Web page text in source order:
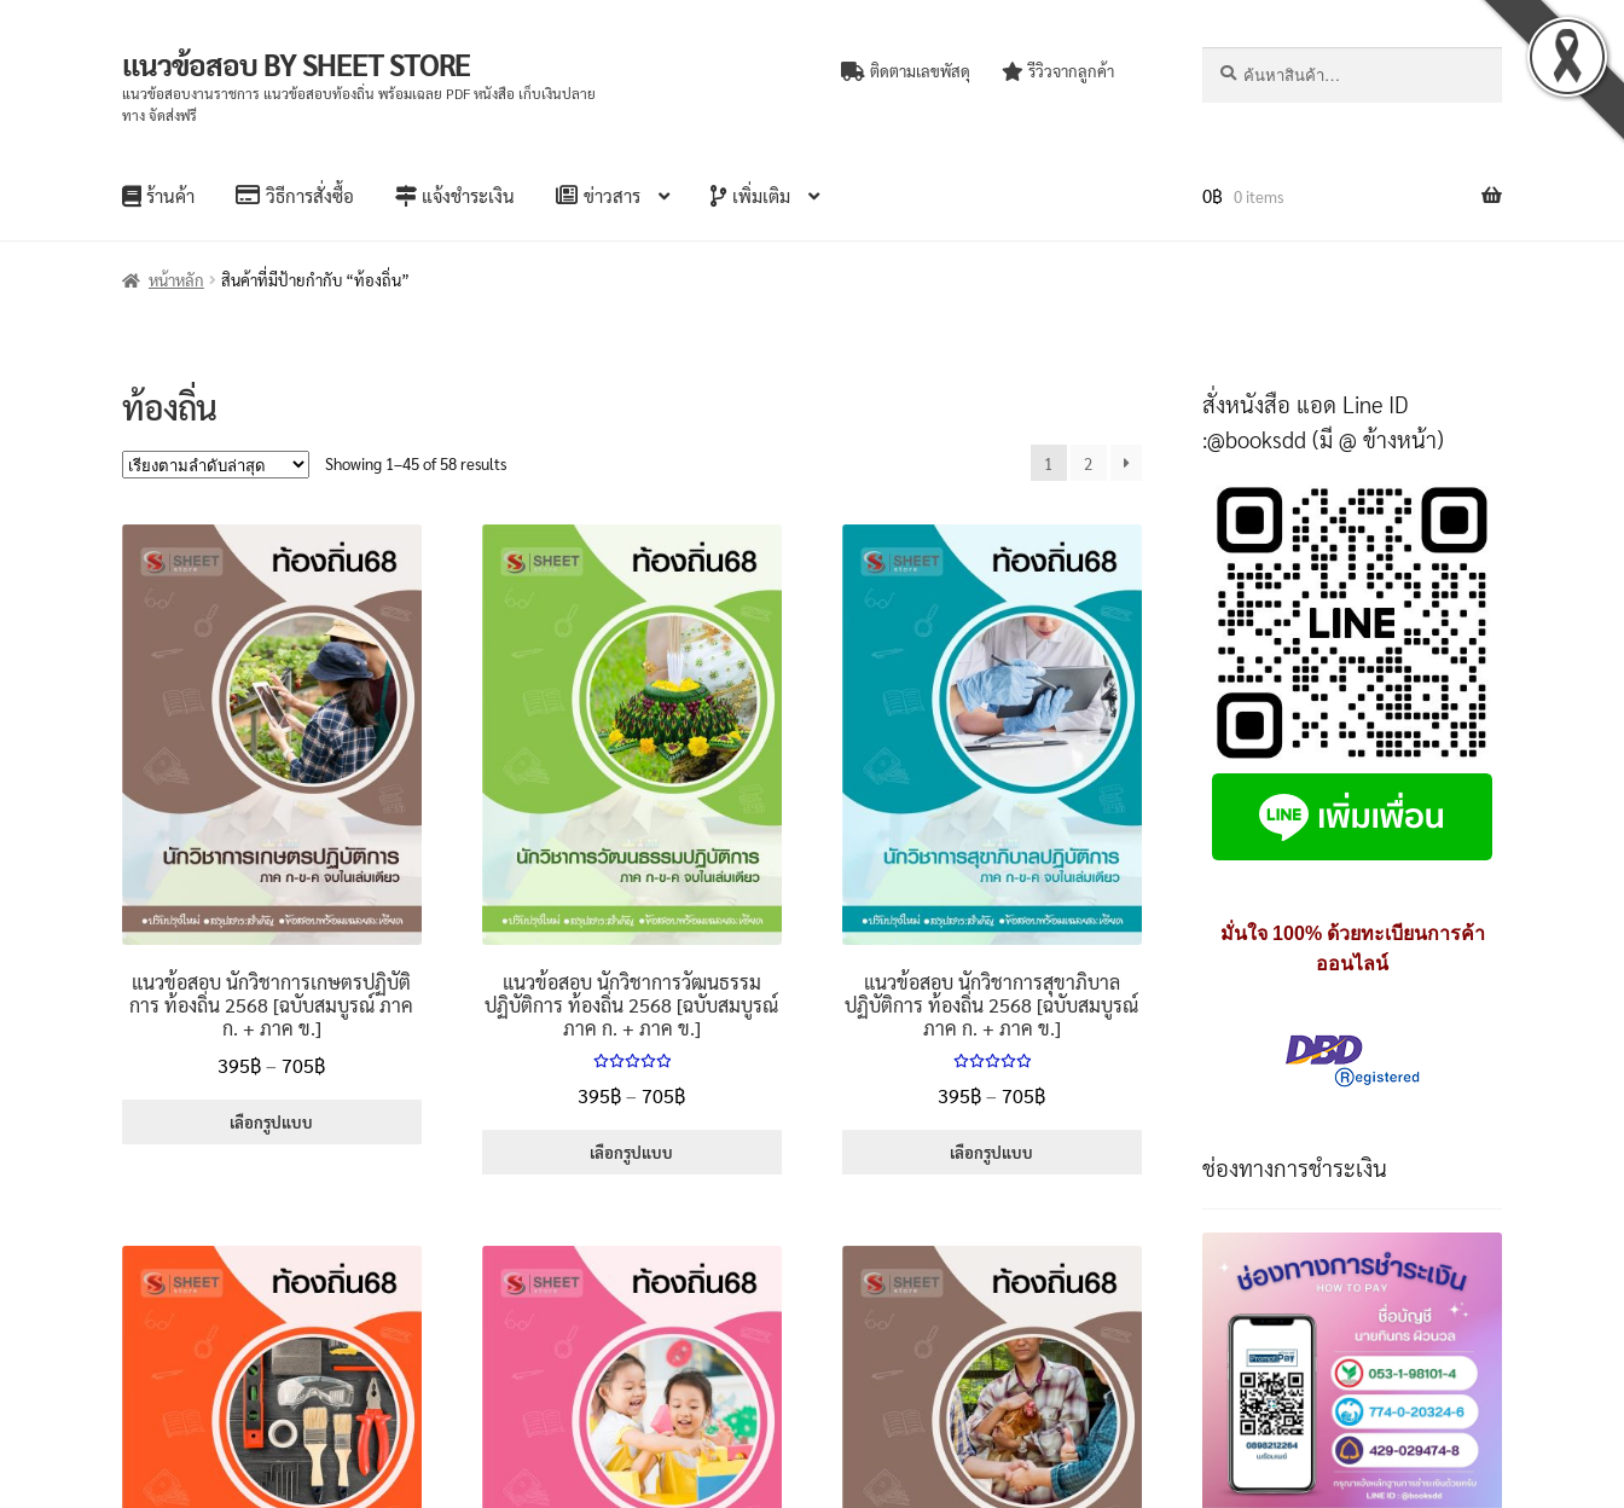
Skip
to
navigation
Skip
to
content
แนวข้อสอบ BY SHEET STORE
แนวข้อสอบงานราชการ แนวข้อสอบท้องถิ่น พร้อมเฉลย PDF หนังสือ เก็บเงินปลาย
ทาง จัดส่งฟรี
ติดตามเลขพัสดุ รีวิวจากลูกค้า
ร้านค้า วิธีการสั่งซื้อ แจ้งชำระเงิน ข่าวสาร เพิ่มเติม 0฿ 0 items
หน้าหลัก สินค้าที่มีป้ายกำกับ “ท้องถิ่น”
ท้องถิ่น
Showing 1–45 of 58 resultsSorted
1 2
แนวข้อสอบ นักวิชาการเกษตรปฏิบัติ
การ ท้องถิ่น 2568 [ฉบับสมบูรณ์ ภาค
ก. + ภาค ข.]
395฿ – 705฿Price
เลือกรูปแบบ
The
options
may
be
chosen
on
the
product
page
แนวข้อสอบ นักวิชาการวัฒนธรรม
ปฏิบัติการ ท้องถิ่น 2568 [ฉบับสมบูรณ์
ภาค ก. + ภาค ข.]
5.00 ตั้งแต่
395฿ – 705฿Price
เลือกรูปแบบ
multiple
variants.
The
options
may
be
chosen
on
the
product
แนวข้อสอบ นักวิชาการสุขาภิบาล
ปฏิบัติการ ท้องถิ่น 2568 [ฉบับสมบูรณ์
ภาค ก. + ภาค ข.]
5.00 ตั้งแต่
395฿ – 705฿Price
เลือกรูปแบบ
multiple
variants.
The
options
may
be
chosen
on
the
product
สั่งหนังสือ แอด Line ID
:@booksdd (มี @ ข้างหน้า)
มั่นใจ 100% ด้วยทะเบียนการค้า
ออนไลน์
ช่องทางการชำระเงิน